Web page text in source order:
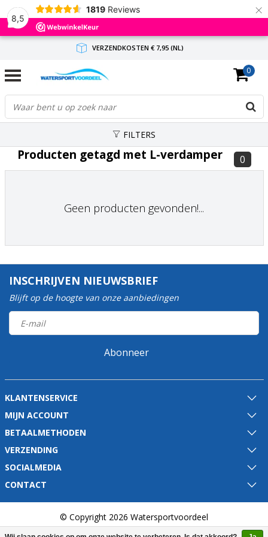
8,5
1819 Reviews ×
VERZENDKOSTEN € 7,95 (NL)
GRATIS VERZENDING(NL) VANAF € 65,-
BINNEN 1-3 WERKDAGEN ANTWOORD
0
FILTERS
Producten getagd met L-verdamper 0
Geen producten gevonden!...
INSCHRIJVEN NIEUWSBRIEF
Blijft op de hoogte van onze aanbiedingen
Abonneer
KLANTENSERVICE
MIJN ACCOUNT
BETAALMETHODEN
VERZENDING
SOCIALMEDIA
CONTACT
© Copyright 2026 Watersportvoordeel